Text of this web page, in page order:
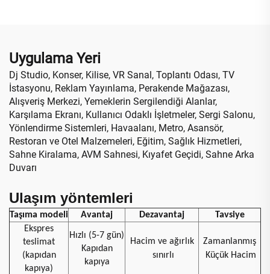
Uygulama Yeri
Dj Studio, Konser, Kilise, VR Sanal, Toplantı Odası, TV
İstasyonu, Reklam Yayınlama, Perakende Mağazası,
Alışveriş Merkezi, Yemeklerin Sergilendiği Alanlar,
Karşılama Ekranı, Kullanıcı Odaklı İşletmeler, Sergi Salonu,
Yönlendirme Sistemleri, Havaalanı, Metro, Asansör,
Restoran ve Otel Malzemeleri, Eğitim, Sağlık Hizmetleri,
Sahne Kiralama, AVM Sahnesi, Kıyafet Geçidi, Sahne Arka
Duvarı
Ulaşım yöntemleri
Taşıma modeli Avantaj Dezavantaj
Tavsiye
Ekspres
teslimat
(kapıdan
kapıya)
Hızlı (5-7 gün)
Kapıdan
kapıya
Hacim ve ağırlık
sınırlı
Zamanlanmış
Küçük Hacim